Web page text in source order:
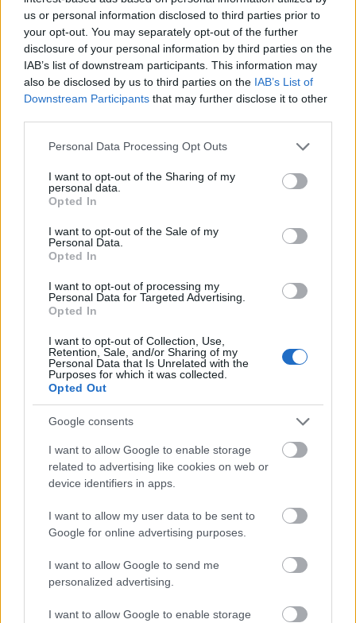
us or personal information disclosed to third parties prior to
your opt-out. You may separately opt-out of the further
disclosure of your personal information by third parties on the
IAB’s list of downstream participants. This information may
also be disclosed by us to third parties on the IAB’s List of
Downstream Participants that may further disclose it to other
Please note that this website/app uses one or more Google
not limited to your visit or usage behaviour. You may click to
grant or deny consent to Google and its third-party tags to
use your data for below specified purposes in below Google
consent section.
Personal Data Processing Opt Outs
I want to opt-out of the Sharing of my
personal data.
Opted In
I want to opt-out of the Sale of my
Personal Data.
Opted In
I want to opt-out of processing my
Personal Data for Targeted Advertising.
Opted In
I want to opt-out of Collection, Use,
Retention, Sale, and/or Sharing of my
Personal Data that Is Unrelated with the
Purposes for which it was collected.
Opted Out
Google consents
I want to allow Google to enable storage
related to advertising like cookies on web or
device identifiers in apps.
I want to allow my user data to be sent to
Google for online advertising purposes.
I want to allow Google to send me
personalized advertising.
I want to allow Google to enable storage
Δείτε ακόμη:
Γίνε κι εσύ μέλος μόνο με 6€/ έτος στο
συνδρομητικό Jenny.gr Exclusive Benefits